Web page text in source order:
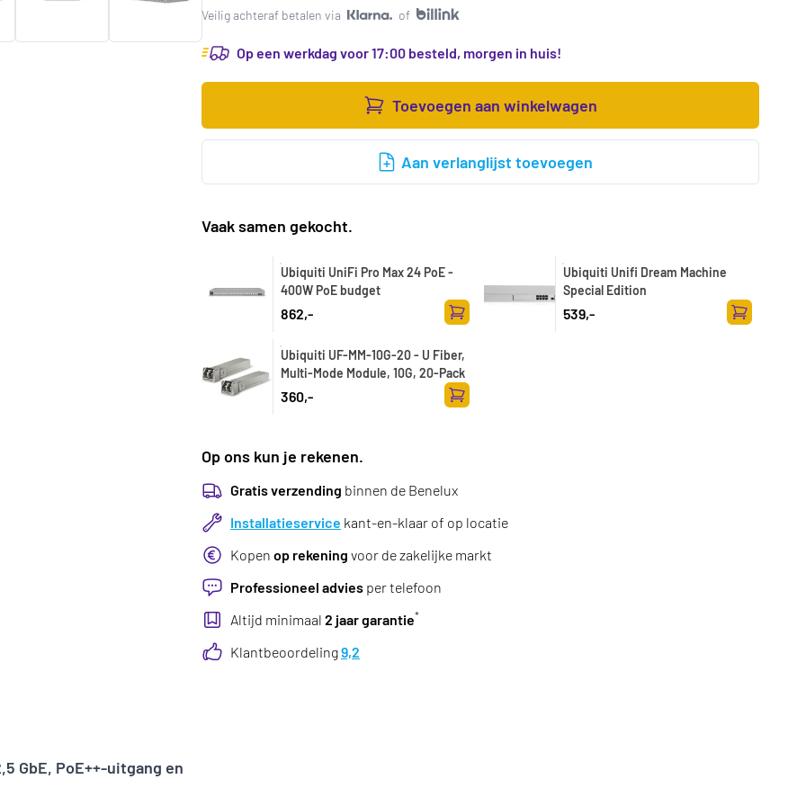
Veilig achteraf betalen via of
Op een werkdag voor 17:00 besteld, morgen in huis!
Toevoegen aan winkelwagen
Aan verlanglijst toevoegen
Vaak samen gekocht.
Ubiquiti UniFi Pro Max 24 PoE -
400W PoE budget
862,-
Toevoegen aan winkelwagen
Ubiquiti Unifi Dream Machine
Special Edition
539,-
Toevoegen
Ubiquiti UF-MM-10G-20 - U Fiber,
Multi-Mode Module, 10G, 20-Pack
360,-
Toevoegen aan winkelwagen
Op ons kun je rekenen.
Gratis verzending binnen de Benelux
Installatieservice kant-en-klaar of op locatie
Kopen op rekening voor de zakelijke markt
Professioneel advies per telefoon
Altijd minimaal 2 jaar garantie*
Klantbeoordeling9,2
GbE, PoE++-uitgang en